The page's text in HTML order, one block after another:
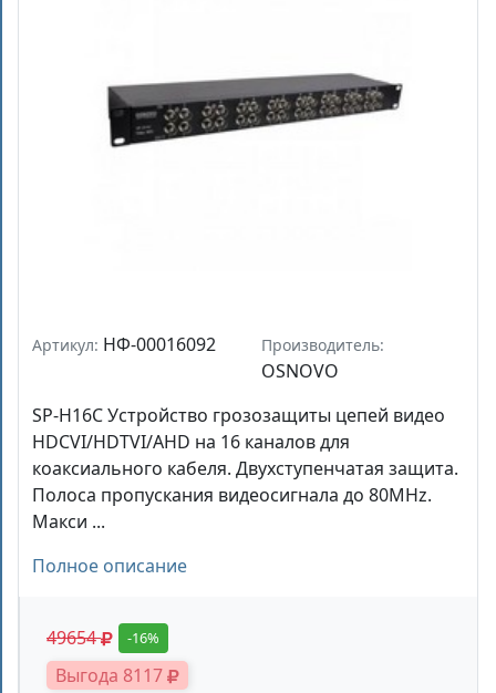
Артикул: НФ-00016092 Производитель:
OSNOVO
SP-H16C Устройство грозозащиты цепей видео
HDCVI/HDTVI/AHD на 16 каналов для
коаксиального кабеля. Двухступенчатая защита.
Полоса пропускания видеосигнала до 80MHz.
Макси ...
Полное описание
49654 -16%
Выгода 8117